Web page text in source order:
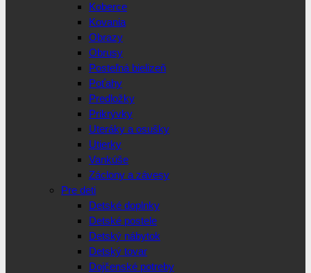
Koberce
Kovania
Obrazy
Obrusy
Posteľná bielizeň
Poťahy
Predložky
Prikrývky
Uteráky a osušky
Utierky
Vankúše
Záclony a závesy
Pre deti
Detské doplnky
Detské postele
Detský nábytok
Detský tovar
Dojčenské potreby